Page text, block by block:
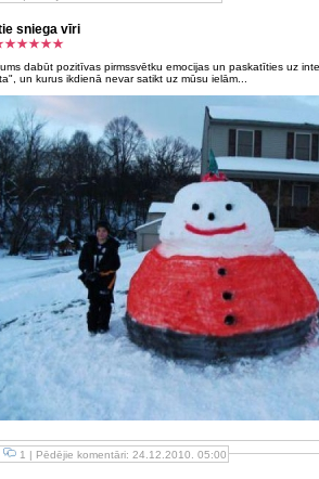
sniega vīri
dabūt pozitīvas pirmssvētku emocijas un paskatīties uz
un kurus ikdienā nevar satikt uz mūsu ielām...
1 | Pēdējie komentāri: 24.12.2010. 05:00